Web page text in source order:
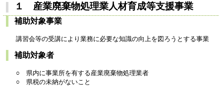
１ 産業廃棄物処理業人材育成等支援事業
補助対象事業
講習会等の受講により業務に必要な知識の向上を図ろうとする事業
補助対象者
○ 県内に事業所を有する産業廃棄物処理業者
○ 県税の未納がないこと